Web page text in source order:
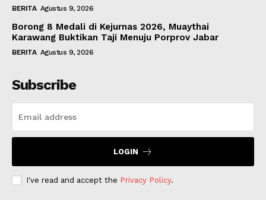
BERITA Agustus 9, 2026
Borong 8 Medali di Kejurnas 2026, Muaythai
Karawang Buktikan Taji Menuju Porprov Jabar
BERITA Agustus 9, 2026
Subscribe
LOGIN
I've read and accept the Privacy Policy.